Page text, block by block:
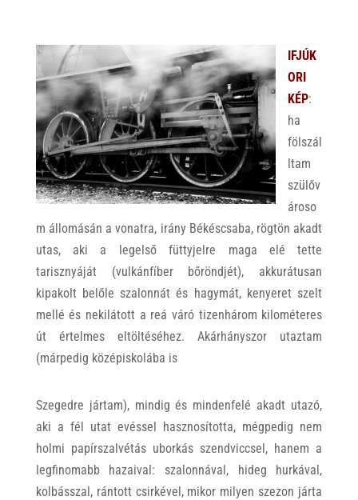
IFJÚK
ORI
KÉP:
ha
fölszál
ltam
szülőv
ároso
m állomásán a vonatra, irány Békéscsaba, rögtön akadt
utas, aki a legelső füttyjelre maga elé tette
tarisznyáját (vulkánfíber bőröndjét), akkurátusan
kipakolt belőle szalonnát és hagymát, kenyeret szelt
mellé és nekilátott a reá váró tizenhárom kilométeres
út értelmes eltöltéséhez. Akárhányszor utaztam
(márpedig középiskolába is
Szegedre jártam), mindig és mindenfelé akadt utazó,
aki a fél utat evéssel hasznosította, mégpedig nem
holmi papírszalvétás uborkás szendviccsel, hanem a
legfinomabb hazaival: szalonnával, hideg hurkával,
kolbásszal, rántott csirkével, mikor milyen szezon járta